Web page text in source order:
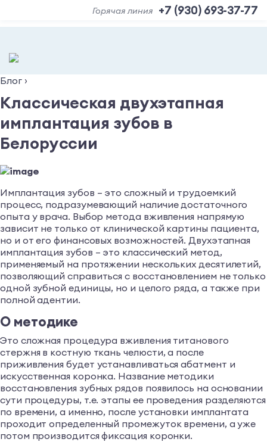
+7 (930) 693-37-77
Горячая линия
Блог ›
Классическая двухэтапная
имплантация зубов в
Белоруссии
Имплантация зубов – это сложный и трудоемкий
процесс, подразумевающий наличие достаточного
опыта у врача. Выбор метода вживления напрямую
зависит не только от клинической картины пациента,
но и от его финансовых возможностей. Двухэтапная
имплантация зубов – это классический метод,
применяемый на протяжении нескольких десятилетий,
позволяющий справиться с восстановлением не только
одной зубной единицы, но и целого ряда, а также при
полной адентии.
О методике
Это сложная процедура вживления титанового
стержня в костную ткань челюсти, а после
приживления будет устанавливаться абатмент и
искусственная коронка. Название методики
восстановления зубных рядов появилось на основании
сути процедуры, т.е. этапы ее проведения разделяются
по времени, а именно, после установки имплантата
проходит определенный промежуток времени, а уже
потом производится фиксация коронки.